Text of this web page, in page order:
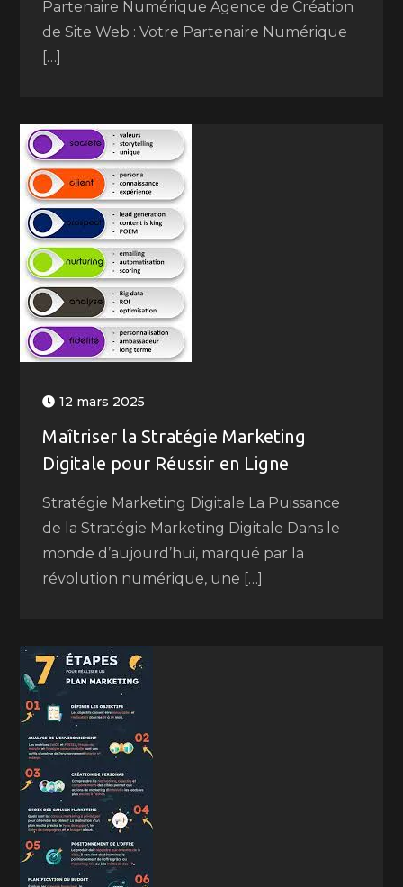
Partenaire Numérique Agence de Création
de Site Web : Votre Partenaire Numérique
[…]
12 mars 2025
Maîtriser la Stratégie Marketing
Digitale pour Réussir en Ligne
Stratégie Marketing Digitale La Puissance
de la Stratégie Marketing Digitale Dans le
monde d’aujourd’hui, marqué par la
révolution numérique, une […]